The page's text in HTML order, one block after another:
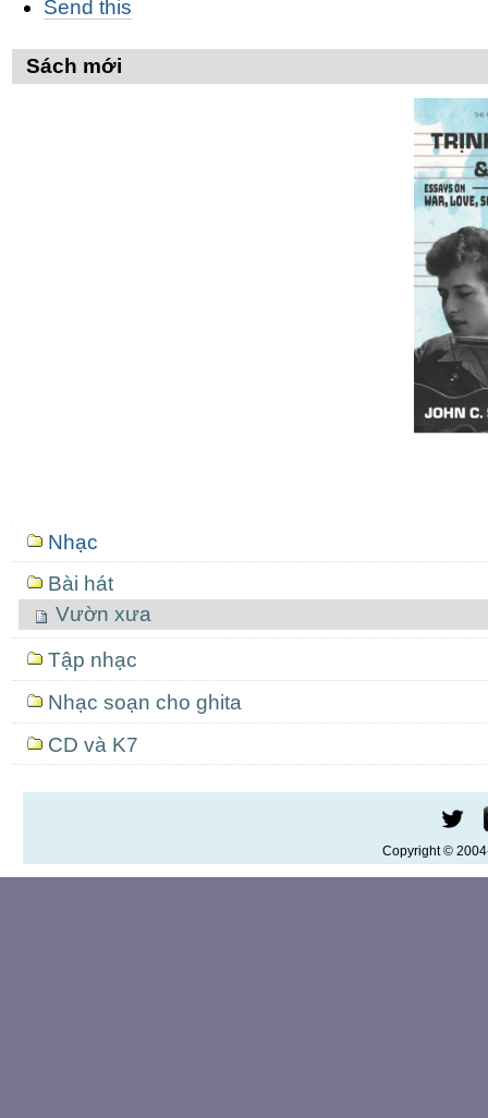
thao
trên
Tài
Send this
Sách mới
Mục
định
hướng
Nhạc
Bài hát
Vườn xưa
Tập nhạc
Nhạc soạn cho ghita
CD và K7
Copyright ©